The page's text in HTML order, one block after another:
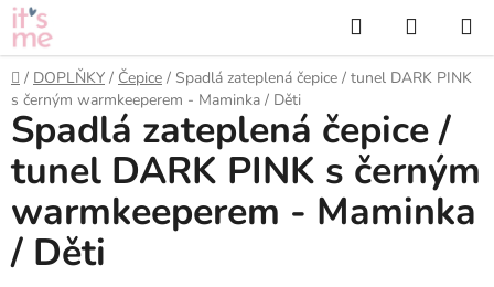
Přejít
na
obsah
Hledat
KOŠÍK
Domů
/ DOPLŇKY / Čepice / Spadlá zateplená čepice / tunel DARK PINK
s černým warmkeeperem - Maminka / Děti
Spadlá zateplená čepice /
tunel DARK PINK s černým
warmkeeperem - Maminka
/ Děti